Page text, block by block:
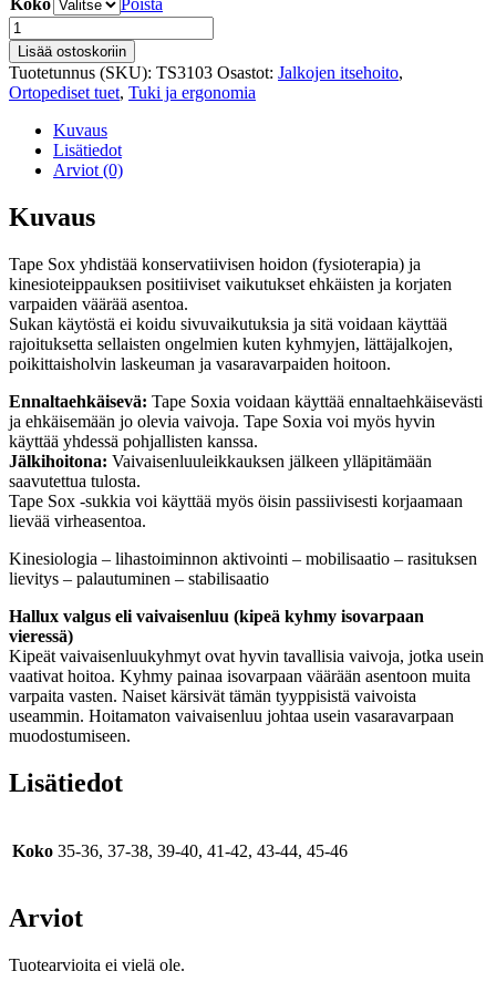
TAPE
SOX
/
Hallux
valgus
määrä
Lisää ostoskoriin
Tuotetunnus (SKU): TS3103 Osastot: Jalkojen itsehoito,
Ortopediset tuet, Tuki ja ergonomia
Kuvaus
Lisätiedot
Arviot (0)
Kuvaus
Tape Sox yhdistää konservatiivisen hoidon (fysioterapia) ja
kinesioteippauksen positiiviset vaikutukset ehkäisten ja korjaten
varpaiden väärää asentoa.
Sukan käytöstä ei koidu sivuvaikutuksia ja sitä voidaan käyttää
rajoituksetta sellaisten ongelmien kuten kyhmyjen, lättäjalkojen,
poikittaisholvin laskeuman ja vasaravarpaiden hoitoon.
Ennaltaehkäisevä: Tape Soxia voidaan käyttää ennaltaehkäisevästi
ja ehkäisemään jo olevia vaivoja. Tape Soxia voi myös hyvin
käyttää yhdessä pohjallisten kanssa.
Jälkihoitona: Vaivaisenluuleikkauksen jälkeen ylläpitämään
saavutettua tulosta.
Tape Sox -sukkia voi käyttää myös öisin passiivisesti korjaamaan
lievää virheasentoa.
Kinesiologia – lihastoiminnon aktivointi – mobilisaatio – rasituksen
lievitys – palautuminen – stabilisaatio
Hallux valgus eli vaivaisenluu (kipeä kyhmy isovarpaan
vieressä)
Kipeät vaivaisenluukyhmyt ovat hyvin tavallisia vaivoja, jotka usein
vaativat hoitoa. Kyhmy painaa isovarpaan väärään asentoon muita
varpaita vasten. Naiset kärsivät tämän tyyppisistä vaivoista
useammin. Hoitamaton vaivaisenluu johtaa usein vasaravarpaan
muodostumiseen.
Lisätiedot
Koko 35-36, 37-38, 39-40, 41-42, 43-44, 45-46
Arviot
Tuotearvioita ei vielä ole.